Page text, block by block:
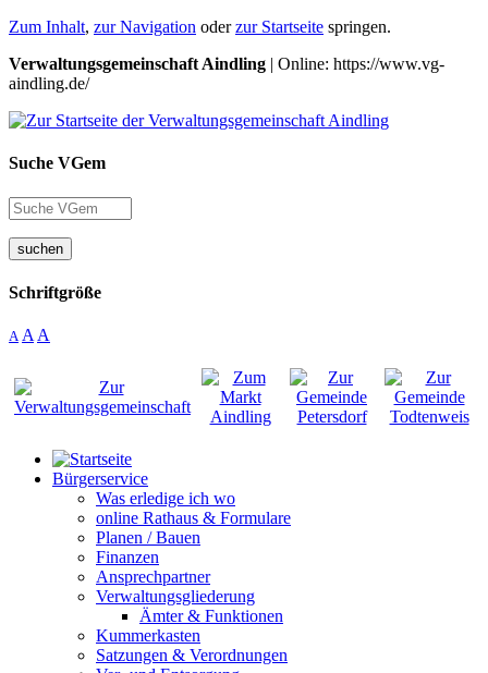
Zum Inhalt, zur Navigation oderzur Startseite springen.
Verwaltungsgemeinschaft Aindling | Online: https://www.vg-
aindling.de/
Suche VGem
suchen
Schriftgröße
A A A
Bürgerservice
Was erledige ich wo
online Rathaus & Formulare
Planen / Bauen
Finanzen
Ansprechpartner
Verwaltungsgliederung
Ämter & Funktionen
Kummerkasten
Satzungen & Verordnungen